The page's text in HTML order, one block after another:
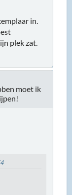
in.
plek zat.
moet ik